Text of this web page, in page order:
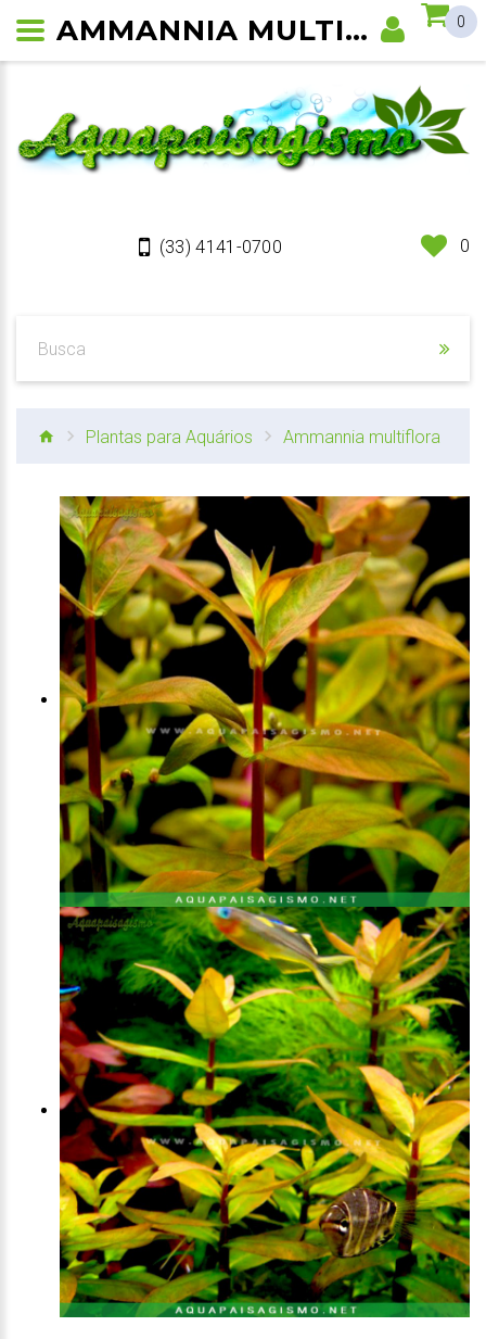
(33) 4141-0700 0
0
Plantas para Aquários Ammannia multiflora
AMMANNIA MULTIFLORA PLANTA DE AQUÁRIO